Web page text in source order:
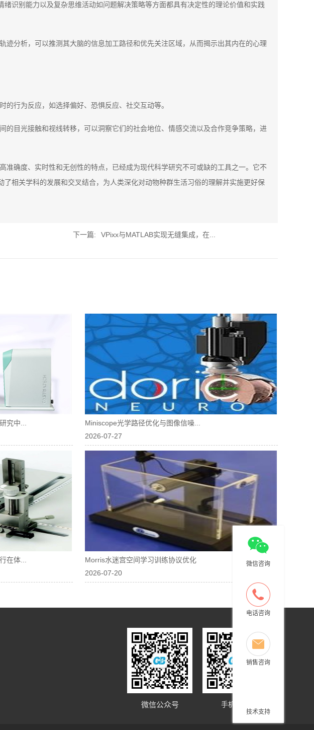
识别能力以及复杂思维活动如问题解决策略等方面都具有决定性的理论价值和实践
迹分析，可以推测其大脑的信息加工路径和优先关注区域，从而揭示出其内在的心理
行为反应，如选择偏好、恐惧反应、社交互动等。
的目光接触和视线转移，可以洞察它们的社会地位、情感交流以及合作竞争策略，进
准确度、实时性和无创性的特点，已经成为现代科学研究不可或缺的工具之一。它不
相关学科的发展和交叉结合，为人类深化对动物种群生活习俗的理解并实施更好保
下一篇: VPixx与MATLAB实现无缝集成，在...
究中...
Miniscope光学路径优化与图像信噪...
2026-07-27
在体...
Morris水迷宫空间学习训练协议优化
2026-07-20
微信公众号 手机网站
微信咨询
电话咨询
销售咨询
技术支持